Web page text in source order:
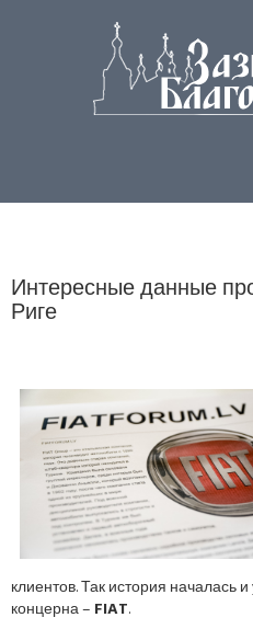
Интересные данные
Риге
клиентов. Так история началась
концерна – FIAT.